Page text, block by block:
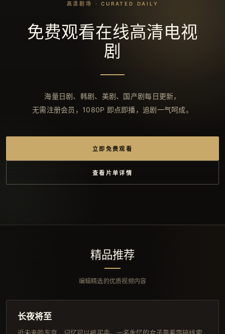
免费观看在线高清电视
剧
海量日剧、韩剧、美剧、国产剧每日更新，
无需注册会员，1080P 即点即播，追剧一气呵成。
立即免费观看
查看片单详情
精品推荐
编辑精选的优质视频内容
独播
长夜将至